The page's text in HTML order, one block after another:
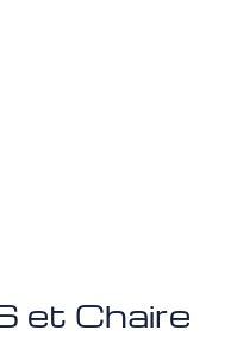
et Chaire